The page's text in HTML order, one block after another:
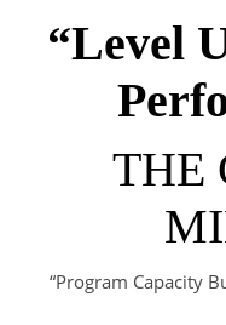
“Level
THE
“Program Capacity Building yang Melampaui Sekadar